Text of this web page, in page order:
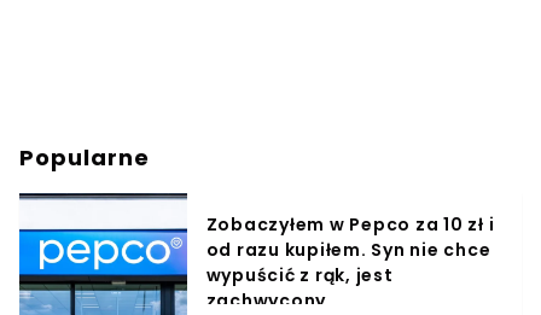
Popularne
Zobaczyłem w Pepco za 10 zł i
od razu kupiłem. Syn nie chce
wypuścić z rąk, jest
zachwycony